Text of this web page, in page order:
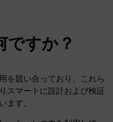
ですか？
を競い合っており、これら
スマートに設計および検証
ます。